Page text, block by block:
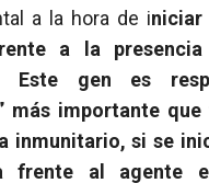
a la hora de iniciar
a la
Este gen es
más importante
inmunitario, si se
frente al agente